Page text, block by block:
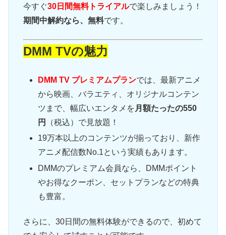
今すぐ30日間無料トライアルで楽しみましょう！
期間中解約なら、無料です。
DMM TVの魅力
DMM TV プレミアムプランでは、最新アニメ
から映画、バラエティ、オリジナルコンテン
ツまで、幅広いエンタメを 月額たったの550
円
（税込）で見放題！
19万本以上のコンテンツが揃っており、新作
アニメ配信数No.1という実績もあります。
DMMのプレミアム会員なら、DMMポイント
やお得なクーポン、セットプランなどの特典
も豊富。
さらに、30日間の無料体験ができるので、初めて